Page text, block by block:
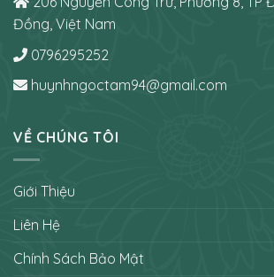
Đồng, Việt Nam
0796295252
huynhngoctam94@gmail.com
VỀ CHÚNG TÔI
Giới Thiệu
Liên Hệ
Chính Sách Bảo Mật